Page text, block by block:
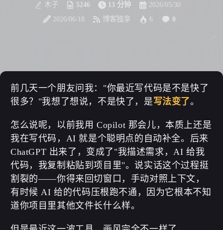
木子 5246 13 分钟
2026/05/30
2026/06/18
博客独享 6 0
前几天一个朋友问我："你最近写代码是不是快了
很多？"我想了想说，不是快了，是写法变了。
怎么说呢，以前我用 Copilot 那会儿，本质上还是
我在写代码，AI 就是个聪明点的自动补全。后来
ChatGPT 出来了，变成了"我描述需求，AI 给我
代码，我复制粘贴到项目里"。说实话这个过程挺
割裂的——你得来回切窗口，手动对照上下文，
有时候 AI 给的代码压根跑不通，因为它根本不知
道你项目里其他文件长什么样。